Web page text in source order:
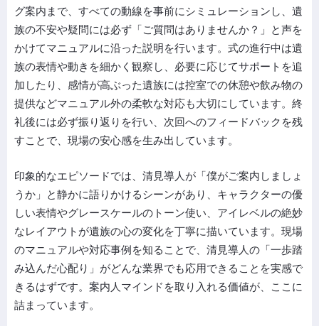
グ案内まで、すべての動線を事前にシミュレーションし、遺
族の不安や疑問には必ず「ご質問はありませんか？」と声を
かけてマニュアルに沿った説明を行います。式の進行中は遺
族の表情や動きを細かく観察し、必要に応じてサポートを追
加したり、感情が高ぶった遺族には控室での休憩や飲み物の
提供などマニュアル外の柔軟な対応も大切にしています。終
礼後には必ず振り返りを行い、次回へのフィードバックを残
すことで、現場の安心感を生み出しています。
印象的なエピソードでは、清見導人が「僕がご案内しましょ
うか」と静かに語りかけるシーンがあり、キャラクターの優
しい表情やグレースケールのトーン使い、アイレベルの絶妙
なレイアウトが遺族の心の変化を丁寧に描いています。現場
のマニュアルや対応事例を知ることで、清見導人の「一歩踏
み込んだ心配り」がどんな業界でも応用できることを実感で
きるはずです。案内人マインドを取り入れる価値が、ここに
詰まっています。